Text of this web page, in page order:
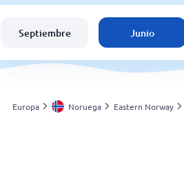
España
Argentina
Septiembre Junio
Europa Noruega Eastern Norway